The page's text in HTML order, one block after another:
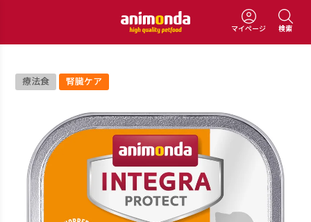
マイページ 検索
療法食 腎臓ケア